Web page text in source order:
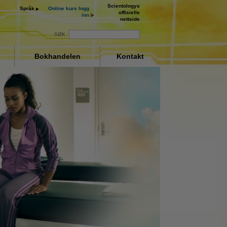
Språk
Online kurs logg
inn
Scientologys
offisielle
nettside
SØK
Bokhandelen Kontakt